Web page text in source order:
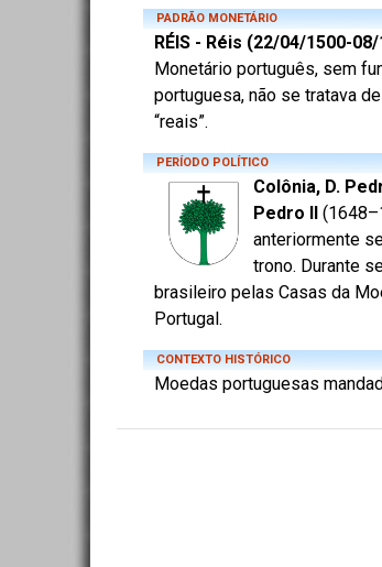
PADRÃO MONETÁRIO
RÉIS - Réis (22/04/1500-
Monetário português, sem
portuguesa, não se tratava
“reais”.
PERÍODO POLÍTICO
Colônia, D.
Pedro II
anteriormente
trono. Durante
brasileiro pelas Casas da
Portugal.
CONTEXTO HISTÓRICO
Moedas portuguesas